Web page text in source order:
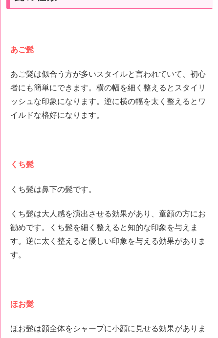
あご髭
あご髭は似合う方が多いスタイルと言われていて、初心
者にも簡単にできます。横の幅を細く整えるとスタイリ
ッシュな印象になります。逆に横の幅を太く整えるとワ
イルドな格好になります。
くち髭
くち髭は鼻下の髭です。
くち髭は大人感を演出させる効果があり、童顔の方にお
勧めです。くち髭を細く整えると知的な印象を与えま
す。逆に太く整えると優しい印象を与える効果がありま
す。
ほお髭
ほお髭は顔全体をシャープに小顔に見せる効果がありま